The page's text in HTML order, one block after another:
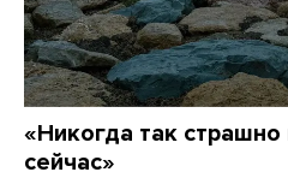
«Никогда так
сейчас»